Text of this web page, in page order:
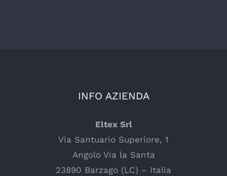
INFO AZIENDA
Eltex Srl
Via Santuario Superiore, 1
Angolo Via la Santa
23890 Barzago (LC) – Italia